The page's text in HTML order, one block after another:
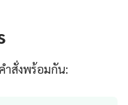
ำสั่งพร้อมกัน: